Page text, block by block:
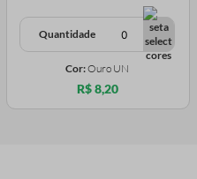
Quantidade
Cor:Ouro UN
R$ 8,20